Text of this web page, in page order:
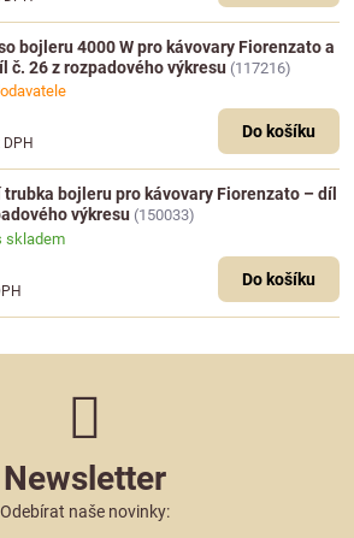
bojleru 4000 W pro kávovary Fiorenzato a
č. 26 z rozpadového výkresu (117216)
DPH
Do košíku
bojleru pro kávovary Fiorenzato – díl
výkresu (150033)
skladem
Do košíku
Newsletter
Odebírat naše novinky: